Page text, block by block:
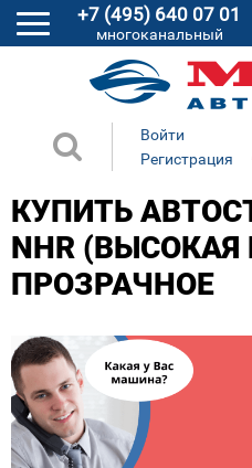
+7 (495) 640 07 01
многоканальный
Войти
Регистрация
КУПИТЬ
NHR (ВЫСОКАЯ
ПРОЗРАЧНОЕ